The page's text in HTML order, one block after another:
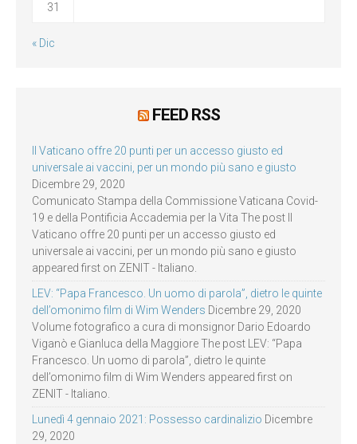
31
« Dic
FEED RSS
Il Vaticano offre 20 punti per un accesso giusto ed
universale ai vaccini, per un mondo più sano e giusto
Dicembre 29, 2020
Comunicato Stampa della Commissione Vaticana Covid-
19 e della Pontificia Accademia per la Vita The post Il
Vaticano offre 20 punti per un accesso giusto ed
universale ai vaccini, per un mondo più sano e giusto
appeared first on ZENIT - Italiano.
LEV: “Papa Francesco. Un uomo di parola”, dietro le quinte
dell’omonimo film di Wim Wenders Dicembre 29, 2020
Volume fotografico a cura di monsignor Dario Edoardo
Viganò e Gianluca della Maggiore The post LEV: “Papa
Francesco. Un uomo di parola”, dietro le quinte
dell’omonimo film di Wim Wenders appeared first on
ZENIT - Italiano.
Lunedì 4 gennaio 2021: Possesso cardinalizio Dicembre
29, 2020